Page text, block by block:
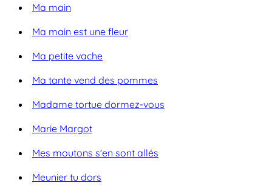
Ma main
Ma main est une fleur
Ma petite vache
Ma tante vend des pommes
Madame tortue dormez-vous
Marie Margot
Mes moutons s'en sont allés
Meunier tu dors